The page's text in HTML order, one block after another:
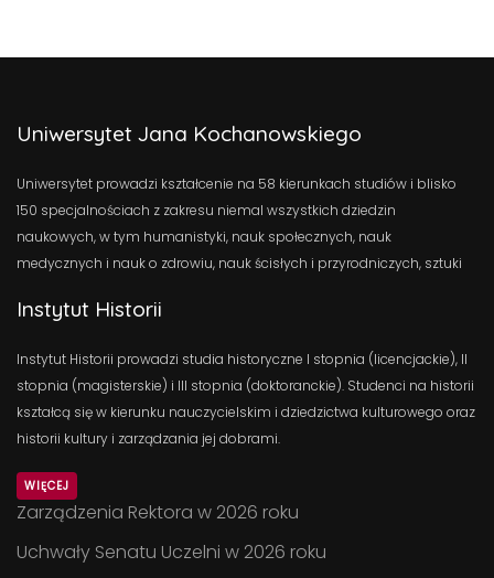
Uniwersytet Jana Kochanowskiego
Uniwersytet prowadzi kształcenie na 58 kierunkach studiów i blisko
150 specjalnościach z zakresu niemal wszystkich dziedzin
naukowych, w tym humanistyki, nauk społecznych, nauk
medycznych i nauk o zdrowiu, nauk ścisłych i przyrodniczych, sztuki
Instytut Historii
Instytut Historii prowadzi studia historyczne I stopnia (licencjackie), II
stopnia (magisterskie) i III stopnia (doktoranckie). Studenci na historii
kształcą się w kierunku nauczycielskim i dziedzictwa kulturowego oraz
historii kultury i zarządzania jej dobrami.
WIĘCEJ
Zarządzenia Rektora w 2026 roku
Uchwały Senatu Uczelni w 2026 roku